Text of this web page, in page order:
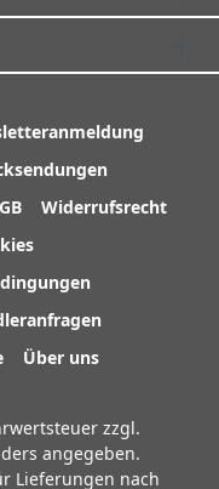
Widerrufsrecht
Über uns
zzgl.
angegeben.
Lieferungen nach